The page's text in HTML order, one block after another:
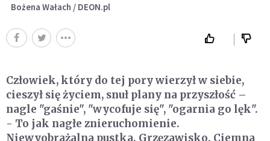
Bożena Wałach / DEON.pl
Człowiek, który do tej pory wierzył w siebie,
cieszył się życiem, snuł plany na przyszłość –
nagle "gaśnie", "wycofuje się", "ogarnia go lęk".
- To jak nagłe znieruchomienie.
Niewyobrażalna pustka. Grzęzawisko. Ciemna